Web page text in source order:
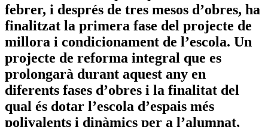
febrer, i després de tres mesos d’obres, ha
finalitzat la primera fase del projecte de
millora i condicionament de l’escola. Un
projecte de reforma integral que es
prolongarà durant aquest any en
diferents fases d’obres i la finalitat del
qual és dotar l’escola d’espais més
polivalents i dinàmics per a l’alumnat,